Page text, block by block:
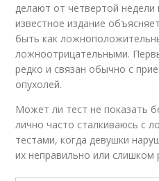
делают от четвертой
известное издание
быть как
ложноотрицательными.
редко и связан обычно с
опухолей.
Может ли тест не показать
лично часто сталкиваюсь с
тестами, когда девушки
их неправильно или слишком